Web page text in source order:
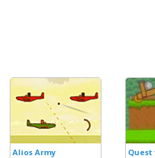
Alios Army
Quest